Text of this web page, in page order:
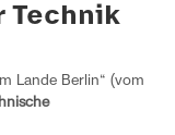
Technik
Lande Berlin“ (vom